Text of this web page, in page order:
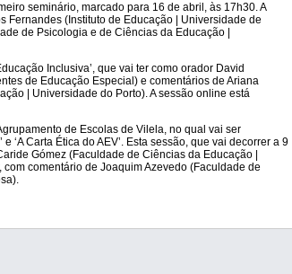
seminário, marcado para 16 de abril, às 17h30. A
Fernandes (Instituto de Educação | Universidade de
de Psicologia e de Ciências da Educação |
Inclusiva’, que vai ter como orador David
de Educação Especial) e comentários de Ariana
| Universidade do Porto). A sessão online está
de Escolas de Vilela, no qual vai ser
‘A Carta Ética do AEV’. Esta sessão, que vai decorrer a 9
Gómez (Faculdade de Ciências da Educação |
comentário de Joaquim Azevedo (Faculdade de